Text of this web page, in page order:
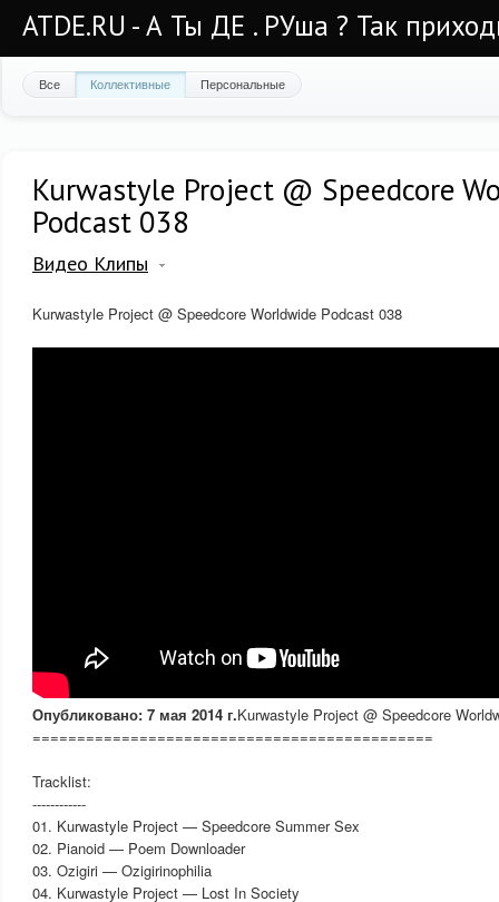
ATDE.RU - А Ты ДЕ . РУша ? Так
Все Коллективные Персональные
Kurwastyle Project @ Speedcore
Podcast 038
Видео Клипы
Kurwastyle Project @ Speedcore Worldwide Podcast 038
Опубликовано: 7 мая 2014 г.Kurwastyle Project @ Speedcore
=============================================
Tracklist:
------------
01. Kurwastyle Project — Speedcore Summer Sex
02. Pianoid — Poem Downloader
03. Ozigiri — Ozigirinophilia
04. Kurwastyle Project — Lost In Society